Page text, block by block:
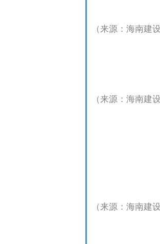
（来源：海南建
（来源：海南建
（来源：海南建